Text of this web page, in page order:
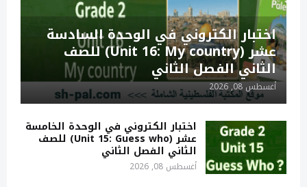
اختبار الكتروني في الوحدة السادسة
عشر (Unit 16: My country) للصف
الثاني الفصل الثاني
أغسطس 08, 2026
اختبار الكتروني في الوحدة الخامسة
عشر (Unit 15: Guess who) للصف
الثاني الفصل الثاني
أغسطس 08, 2026